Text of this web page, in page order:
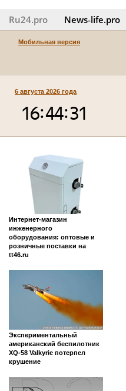
Ru24.pro News‑life.pro
Мобильная версия
6 августа 2026 года
Интернет-магазин
инженерного
оборудования: оптовые и
розничные поставки на
tt46.ru
Экспериментальный
американский беспилотник
XQ-58 Valkyrie потерпел
крушение